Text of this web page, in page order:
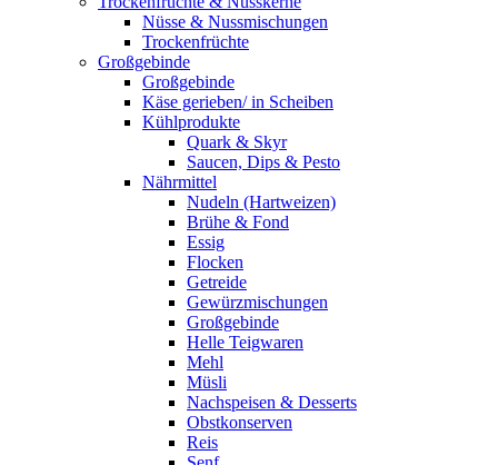
Nüsse & Nussmischungen
Trockenfrüchte
Großgebinde
Großgebinde
Käse gerieben/ in Scheiben
Kühlprodukte
Quark & Skyr
Saucen, Dips & Pesto
Nährmittel
Nudeln (Hartweizen)
Brühe & Fond
Essig
Flocken
Getreide
Gewürzmischungen
Großgebinde
Helle Teigwaren
Mehl
Müsli
Nachspeisen & Desserts
Obstkonserven
Reis